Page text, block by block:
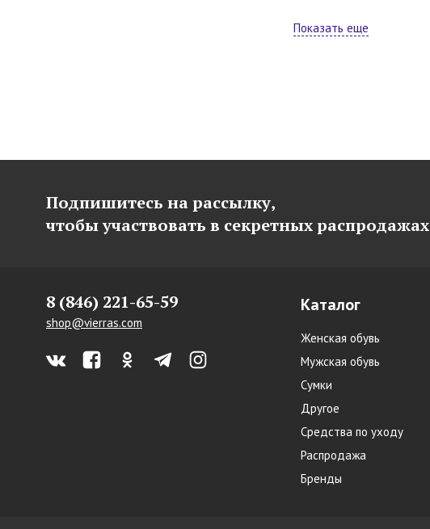
Показать еще
Подпишитесь на рассылку,
чтобы участвовать в секретных распродажах
8 (846) 221-65-59
shop@vierras.com
Каталог
Женская обувь
Мужская обувь
Сумки
Другое
Средства по уходу
Распродажа
Бренды